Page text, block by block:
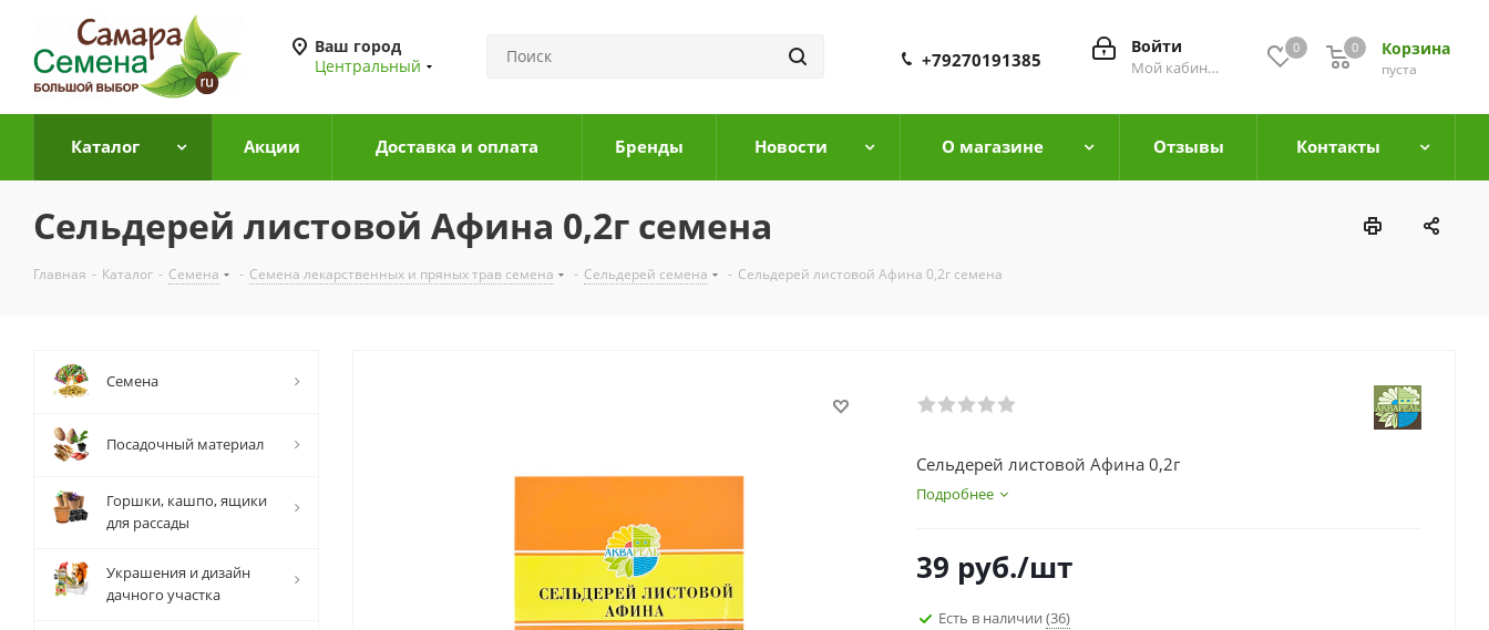
Ваш город
Центральный
0 Корзина
0
пуста
0
Войти
Мой кабинет
+79270191385
Каталог Акции Доставка и оплата Бренды Новости О магазине Отзывы Контакты
Сельдерей листовой Афина 0,2г семена
Главная - Каталог - Семена - Семена лекарственных и пряных трав семена - Сельдерей семена - Сельдерей листовой Афина 0,2г семена
Сельдерей листовой Афина 0,2г
Подробнее
39 руб./шт
Есть в наличии (36)
Семена
Посадочный материал
Горшки, кашпо, ящики
для рассады
Украшения и дизайн
дачного участка